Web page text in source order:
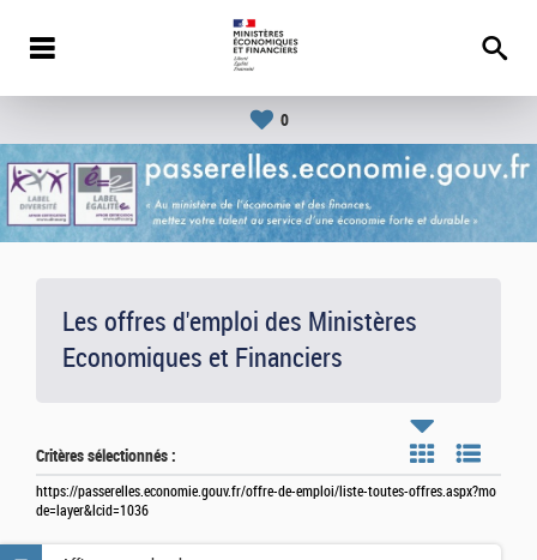
0
Les offres d'emploi des Ministères
Economiques et Financiers
Critères sélectionnés :
https://passerelles.economie.gouv.fr/offre-de-emploi/liste-toutes-offres.aspx?mo
de=layer&lcid=1036